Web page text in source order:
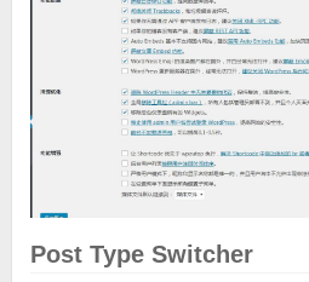
Post Type Switcher